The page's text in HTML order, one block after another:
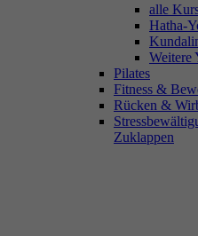
alle
Hatha-
Weitere
Pilates
Fitness &
Rücken &
Zuklappen